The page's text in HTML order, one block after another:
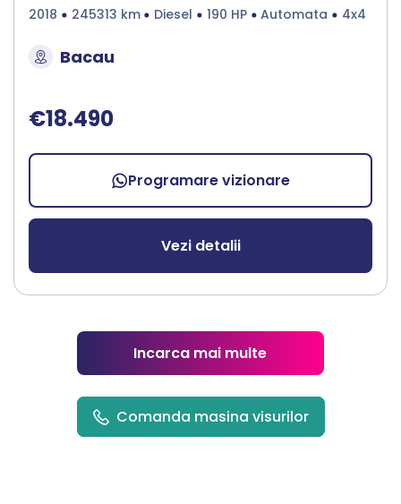
2018 245313 km Diesel 190 HP Automata 4x4
Bacau
€18.490
Programare vizionare
Vezi detalii
Incarca mai multe
Comanda masina visurilor